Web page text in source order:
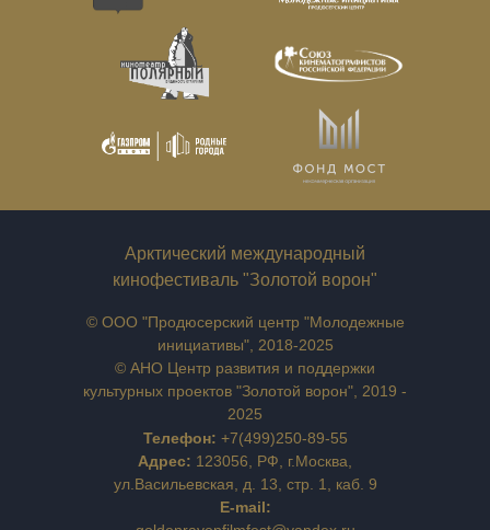
Арктический международный
кинофестиваль "Золотой ворон"
Телефон: +7(499)250-89-55
Адрес: 123056, РФ, г.Москва,
ул.Васильевская, д. 13, стр. 1, каб. 9
E-mail:
© ООО "Продюсерский центр "Молодежные
инициативы", 2018-2025
© АНО Центр развития и поддержки
культурных проектов "Золотой ворон", 2019 -
2025